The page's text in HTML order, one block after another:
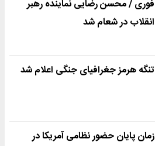
فوری / محسن رضایی نماینده رهبر
انقلاب در شعام شد
تنگه هرمز جغرافیای جنگی اعلام شد
زمان پایان حضور نظامی آمریکا در